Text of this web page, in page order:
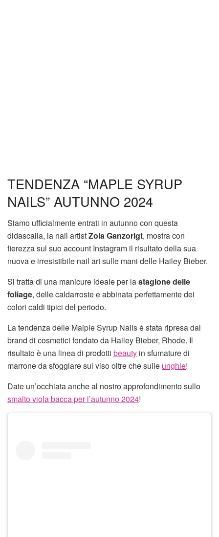
TENDENZA “MAPLE SYRUP
NAILS” AUTUNNO 2024
Siamo ufficialmente entrati in autunno con questa
didascalia, la nail artistZola Ganzorigt, mostra con
fierezza sul suo account Instagram il risultato della sua
nuova e irresistibile nail art sulle mani delle Hailey Bieber.
Si tratta di una manicure ideale per lastagione delle
foliage, delle caldarroste e abbinata perfettamente dei
colori caldi tipici del periodo.
La tendenza delle Maiple Syrup Nails è stata ripresa dal
brand di cosmetici fondato da Hailey Bieber, Rhode. Il
risultato è una linea di prodotti beauty in sfumature di
marrone da sfoggiare sul viso oltre che sulle unghie!
Date un’occhiata anche al nostro approfondimento sullo
smalto viola bacca per l’autunno 2024!